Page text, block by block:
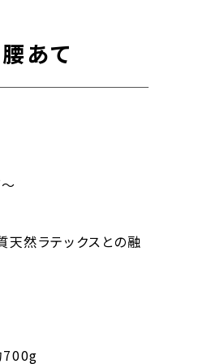
あて
然ラテックスとの融